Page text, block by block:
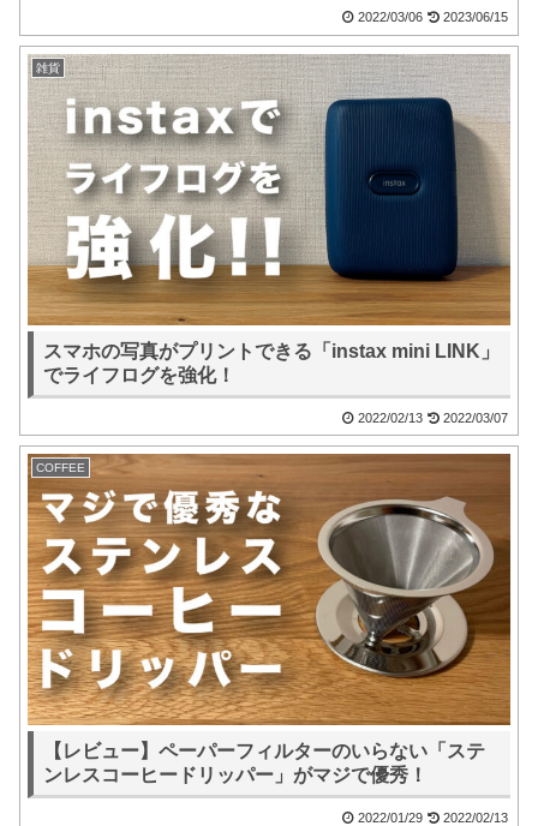
2022/03/06 2023/06/15
雑貨
スマホの写真がプリントできる「instax mini LINK」
でライフログを強化！
2022/02/13 2022/03/07
COFFEE
【レビュー】ペーパーフィルターのいらない「ステ
ンレスコーヒードリッパー」がマジで優秀！
2022/01/29 2022/02/13